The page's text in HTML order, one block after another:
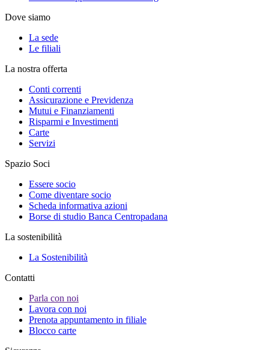
Dove siamo
La sede
Le filiali
La nostra offerta
Conti correnti
Assicurazione e Previdenza
Mutui e Finanziamenti
Risparmi e Investimenti
Carte
Servizi
Spazio Soci
Essere socio
Come diventare socio
Scheda informativa azioni
Borse di studio Banca Centropadana
La sostenibilità
La Sostenibilità
Contatti
Parla con noi
Lavora con noi
Prenota appuntamento in filiale
Blocco carte